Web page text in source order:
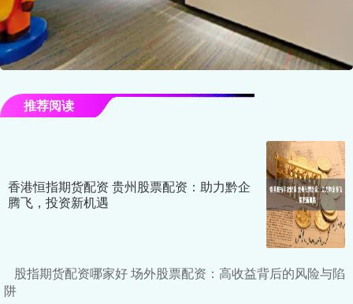
推荐阅读
香港恒指期货配资 贵州股票配资：助力黔企
腾飞，投资新机遇
股指期货配资哪家好 场外股票配资：高收益背后的风险与陷
阱